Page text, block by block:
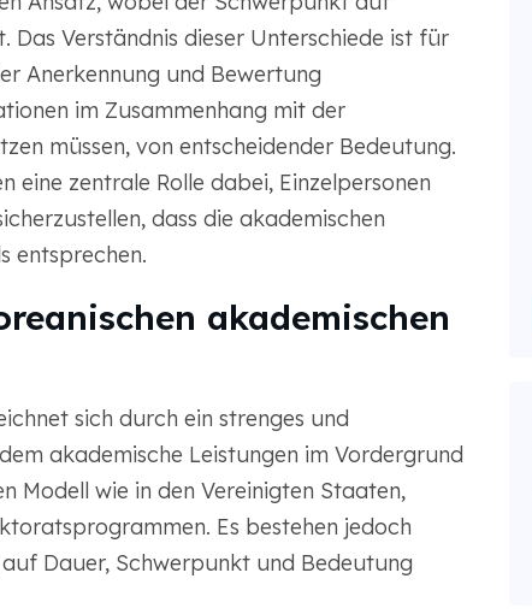
Das Verständnis dieser Unterschiede ist für
Anerkennung und Bewertung
im Zusammenhang mit der
müssen, von entscheidender Bedeutung.
eine zentrale Rolle dabei, Einzelpersonen
dass die akademischen
entsprechen.
akademischen
sich durch ein strenges und
akademische Leistungen im Vordergrund
Modell wie in den Vereinigten Staaten,
Es bestehen jedoch
Dauer, Schwerpunkt und Bedeutung